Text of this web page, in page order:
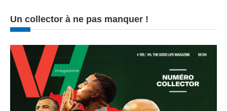
Un collector à ne pas manquer !